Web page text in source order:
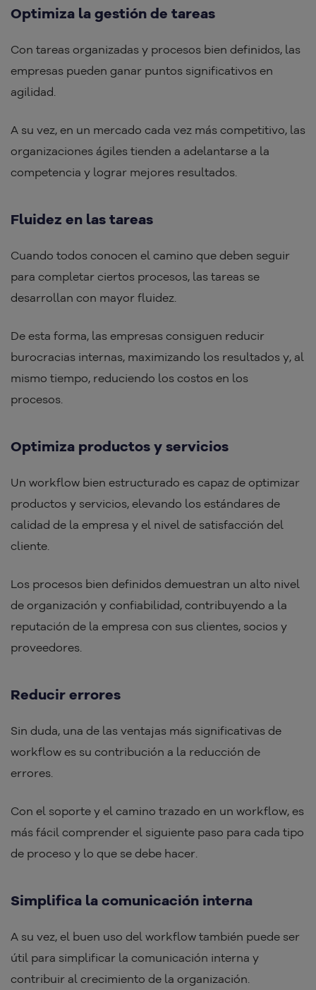
Optimiza la gestión de tareas
Con tareas organizadas y procesos bien definidos, las
empresas pueden ganar puntos significativos en
agilidad.
A su vez, en un mercado cada vez más competitivo, las
organizaciones ágiles tienden a adelantarse a la
competencia y lograr mejores resultados.
Fluidez en las tareas
Cuando todos conocen el camino que deben seguir
para completar ciertos procesos, las tareas se
desarrollan con mayor fluidez.
De esta forma, las empresas consiguen reducir
burocracias internas, maximizando los resultados y, al
mismo tiempo, reduciendo los costos en los
procesos.
Optimiza productos y servicios
Un workflow bien estructurado es capaz de optimizar
productos y servicios, elevando los estándares de
calidad de la empresa y el nivel de satisfacción del
cliente.
Los procesos bien definidos demuestran un alto nivel
de organización y confiabilidad, contribuyendo a la
reputación de la empresa con sus clientes, socios y
proveedores.
Reducir errores
Sin duda, una de las ventajas más significativas de
workflow es su contribución a la reducción de
errores.
Con el soporte y el camino trazado en un workflow, es
más fácil comprender el siguiente paso para cada tipo
de proceso y lo que se debe hacer.
Simplifica la comunicación interna
A su vez, el buen uso del workflow también puede ser
útil para simplificar la comunicación interna y
contribuir al crecimiento de la organización.